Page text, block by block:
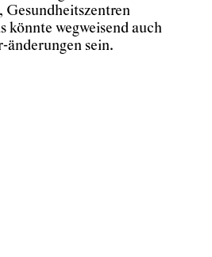
Gesundheitszentren
könnte wegweisend auch
änderungen sein.